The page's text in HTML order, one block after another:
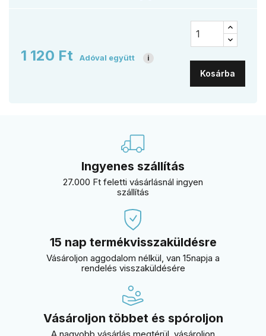
1 120 Ft Adóval együtt i
Kosárba
Ingyenes szállítás
27.000 Ft feletti vásárlásnál ingyen
szállítás
15 nap termékvisszaküldésre
Vásároljon aggodalom nélkül, van 15napja a
rendelés visszaküldésére
Vásároljon többet és spóroljon